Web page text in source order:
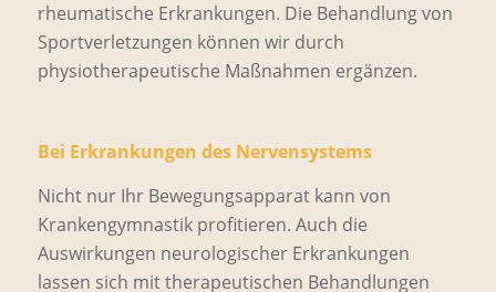
rheumatische Erkrankungen. Die Behandlung von
Sportverletzungen können wir durch
physiotherapeutische Maßnahmen ergänzen.
Bei Erkrankungen des Nervensystems
Nicht nur Ihr Bewegungsapparat kann von
Krankengymnastik profitieren. Auch die
Auswirkungen neurologischer Erkrankungen
lassen sich mit therapeutischen Behandlungen